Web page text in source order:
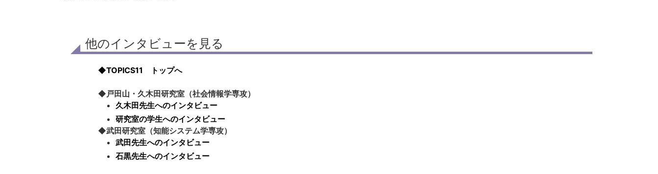
他のインタビューを見る
◆TOPICS11 トップへ
◆戸田山・久木田研究室（社会情報学専攻）
久木田先生へのインタビュー
研究室の学生へのインタビュー
◆武田研究室（知能システム学専攻）
武田先生へのインタビュー
石黒先生へのインタビュー